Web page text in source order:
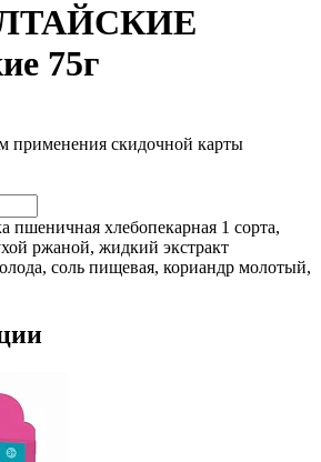
75г
применения скидочной карты
пшеничная хлебопекарная 1 сорта,
ржаной, жидкий экстракт
соль пищевая, кориандр молотый,